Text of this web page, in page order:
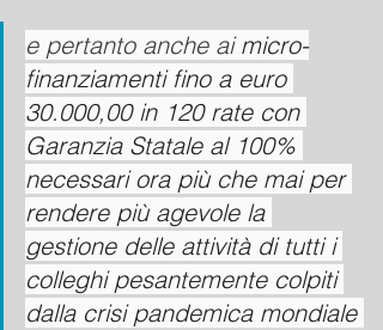
e pertanto anche ai micro-
finanziamenti fino a euro
30.000,00 in 120 rate con
Garanzia Statale al 100%
necessari ora più che mai per
rendere più agevole la
gestione delle attività di tutti i
colleghi pesantemente colpiti
dalla crisi pandemica mondiale